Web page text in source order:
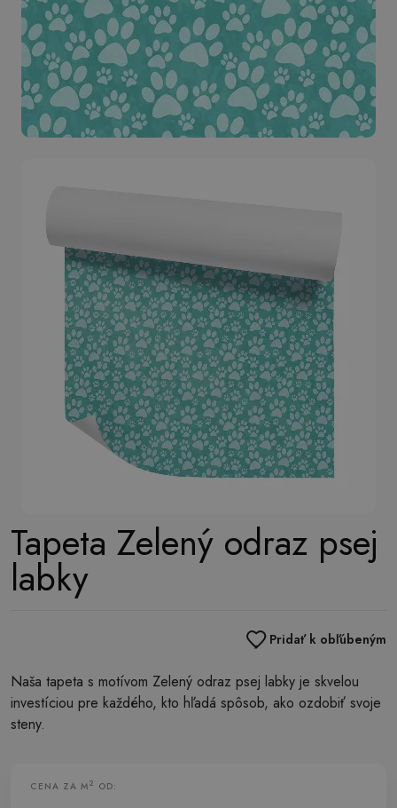
Tapeta Zelený odraz psej
labky
Pridať k obľúbeným
Naša tapeta s motívom Zelený odraz psej labky je skvelou
investíciou pre každého, kto hľadá spôsob, ako ozdobiť svoje
steny.
CENA ZA M2 OD: